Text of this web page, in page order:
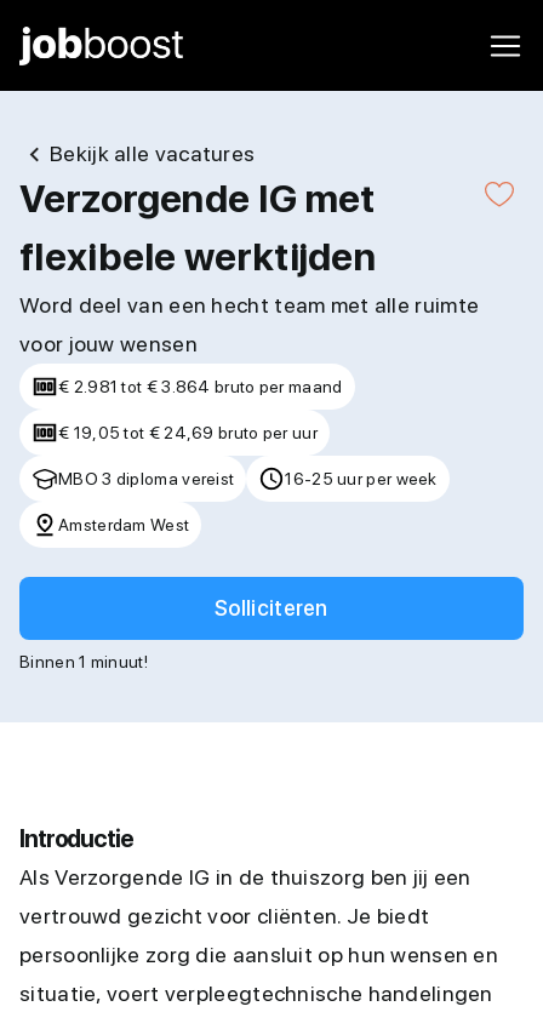
Bekijk alle vacatures
Verzorgende IG met
flexibele werktijden
Word deel van een hecht team met alle ruimte
voor jouw wensen
€ 2.981 tot € 3.864 bruto per maand
€ 19,05 tot € 24,69 bruto per uur
MBO 3 diploma vereist 16-25 uur per week
Amsterdam West
Solliciteren
Binnen 1 minuut!
Introductie
Als Verzorgende IG in de thuiszorg ben jij een
vertrouwd gezicht voor cliënten. Je biedt
persoonlijke zorg die aansluit op hun wensen en
situatie, voert verpleegtechnische handelingen